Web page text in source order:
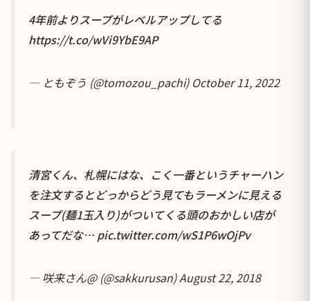
4年前よりスープがレベルアップしてる
https://t.co/wVi9YbE9AP
— ともぞう (@tomozou_pachi) October 11, 2022
清宮くん、札幌にはな、こく一番というチャーハン
を注文するとどっからどう見てもラーメンに見える
スープ(麺1玉入り)がついてくる頭のおかしい店が
あってだな… pic.twitter.com/wS1P6wOjPv
— 咲来さん@ (@sakkurusan)August 22, 2018